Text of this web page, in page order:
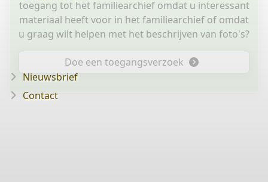
toegang tot het familiearchief omdat u interessant
materiaal heeft voor in het familiearchief of omdat
u graag wilt helpen met het beschrijven van foto's?
Doe een toegangsverzoek
Nieuwsbrief
Contact